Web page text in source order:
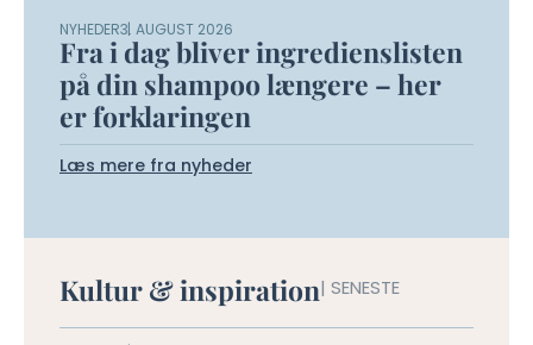
NYHEDER3. AUGUST 2026
Fra i dag bliver ingredienslisten
på din shampoo længere – her
er forklaringen
Læs mere fra nyheder
Kultur & inspiration| SENESTE